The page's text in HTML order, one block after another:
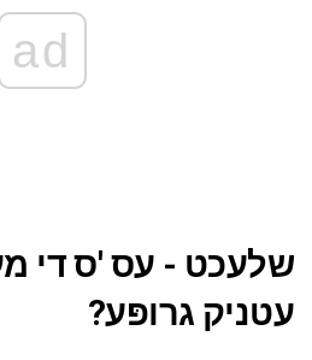
ad
שלעכט - עס 'ס די
עטניק גרופּע?